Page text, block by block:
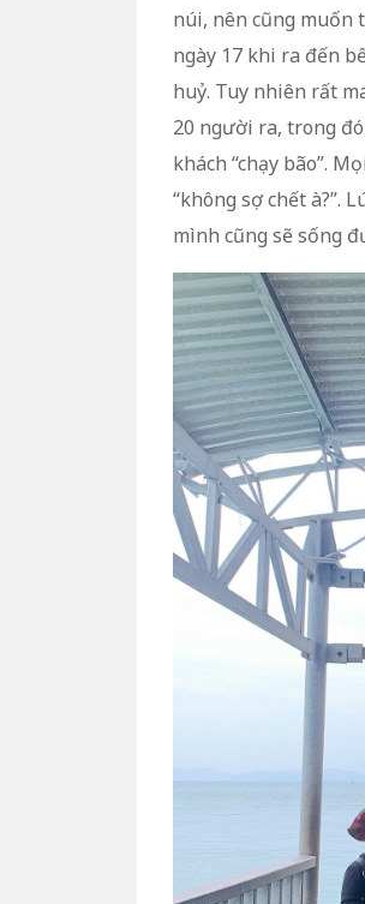
núi, nên cũng muốn
ngày 17 khi ra đến
huỷ. Tuy nhiên rất
20 người ra, trong
khách “chạy bão”.
“không sợ chết à?”.
mình cũng sẽ sống